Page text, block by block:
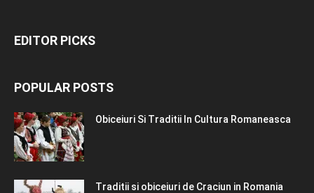
EDITOR PICKS
POPULAR POSTS
Obiceiuri Si Traditii In Cultura Romaneasca
Traditii si obiceiuri de Craciun in Romania